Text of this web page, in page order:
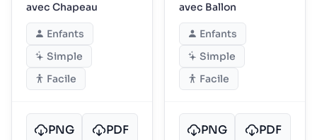
avec Chapeau
Enfants
Simple
Facile
PNG PDF
avec Ballon
Enfants
Simple
Facile
PNG PDF